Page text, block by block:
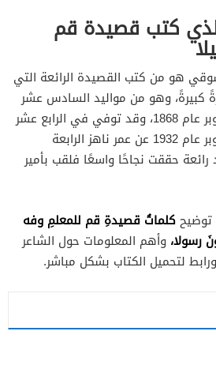
كتب قصيدة قم
هو من كتب القصيدة الرائعة التي
كبيرةً، وهو من مواليد السادس عشر
من شهر تشرين الأول أكتوبر عام 1868، وقد توفي في الرابع عشر
من شهر تشرين الأول أكتوبر عام 1932 عن عمر ناهز الرابعة
حققت نجاحًا واسعًا فلقب بأمير
كلماتُ قصيدةِ قم للمعلمِ وفه
رسولا، وأهم المعلومات حول الشاعر
لتحميل الكتاب بشكل مباشر.